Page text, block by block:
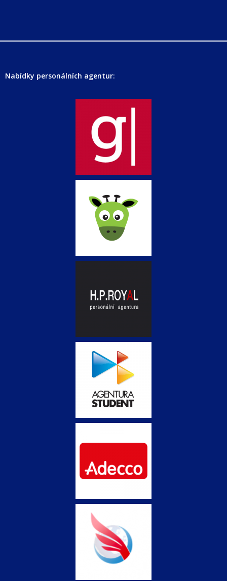
Nabídky personálních agentur: